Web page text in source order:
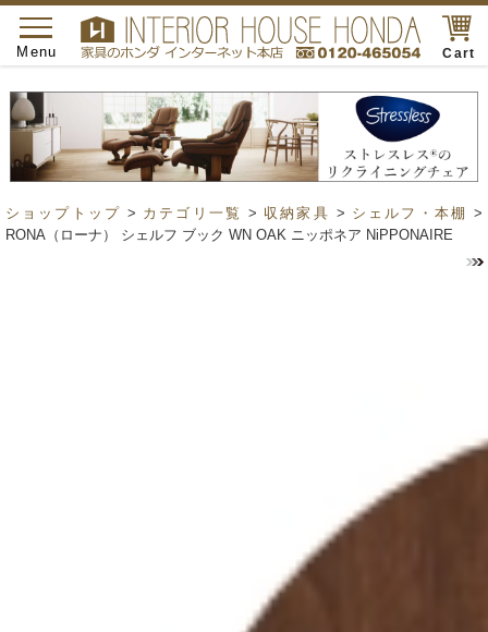
Cart
toggle
navigation
Menu
ショップトップ > カテゴリ一覧 > 収納家具 > シェルフ・本棚
>
RONA（ローナ） シェルフ ブック WN OAK ニッポネア NiPPONAIRE